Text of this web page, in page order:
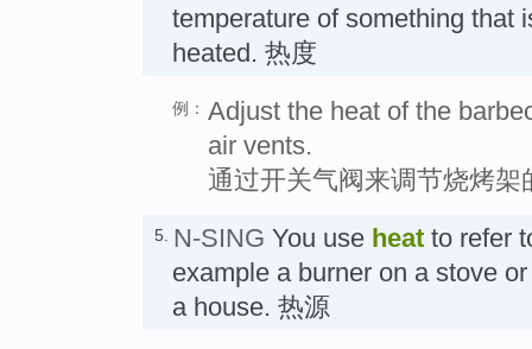
temperature of something that
heated. 热度
例： Adjust the heat of the
air vents.
通过开关气阀来调节烧烤架
5. N-SING You use heat to refer
example a burner on a stove
a house. 热源